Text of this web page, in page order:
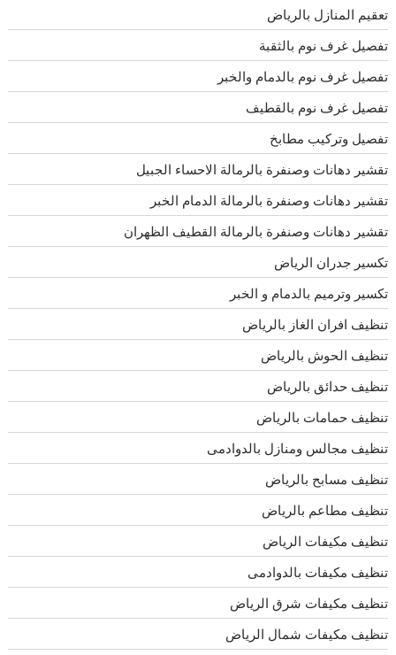
تعقيم المنازل بالرياض
تفصيل غرف نوم بالثقبة
تفصيل غرف نوم بالدمام والخبر
تفصيل غرف نوم بالقطيف
تفصيل وتركيب مطابخ
تقشير دهانات وصنفرة بالرمالة الاحساء الجبيل
تقشير دهانات وصنفرة بالرمالة الدمام الخبر
تقشير دهانات وصنفرة بالرمالة القطيف الظهران
تكسير جدران الرياض
تكسير وترميم بالدمام و الخبر
تنظيف افران الغاز بالرياض
تنظيف الحوش بالرياض
تنظيف حدائق بالرياض
تنظيف حمامات بالرياض
تنظيف مجالس ومنازل بالدوادمى
تنظيف مسابح بالرياض
تنظيف مطاعم بالرياض
تنظيف مكيفات الرياض
تنظيف مكيفات بالدوادمى
تنظيف مكيفات شرق الرياض
تنظيف مكيفات شمال الرياض